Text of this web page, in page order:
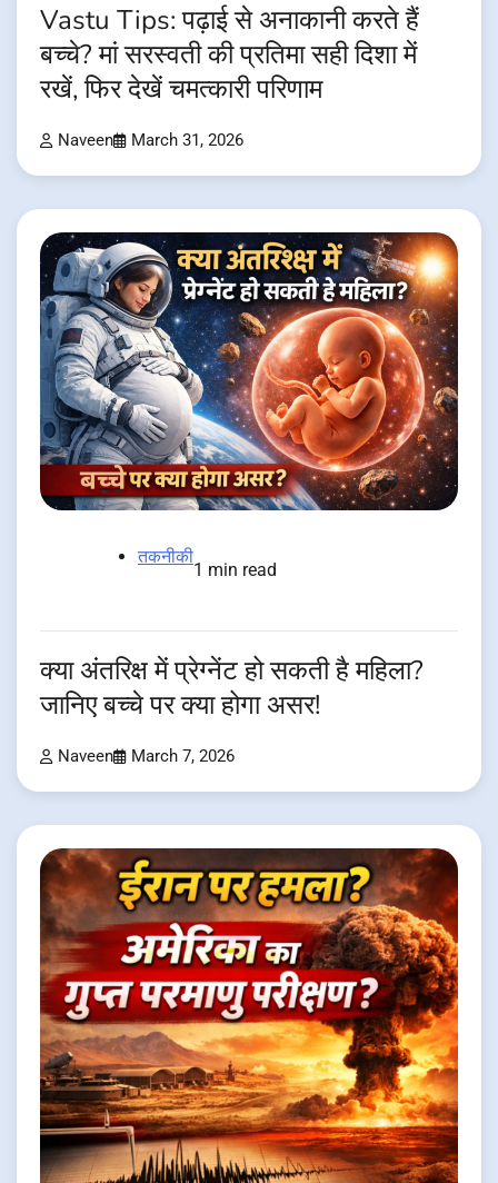
Vastu Tips: पढ़ाई से अनाकानी करते हैं
बच्चे? मां सरस्वती की प्रतिमा सही दिशा में
रखें, फिर देखें चमत्कारी परिणाम
Naveen March 31, 2026
तकनीकी
1 min read
क्या अंतरिक्ष में प्रेग्नेंट हो सकती है महिला?
जानिए बच्चे पर क्या होगा असर!
Naveen March 7, 2026